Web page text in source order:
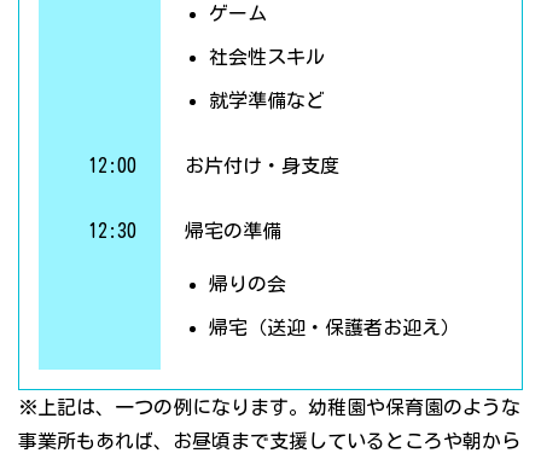
ゲーム
社会性スキル
就学準備など
12:00 お片付け・身支度
12:30 帰宅の準備
帰りの会
帰宅（送迎・保護者お迎え）
※上記は、一つの例になります。幼稚園や保育園のような
事業所もあれば、お昼頃まで支援しているところや朝から